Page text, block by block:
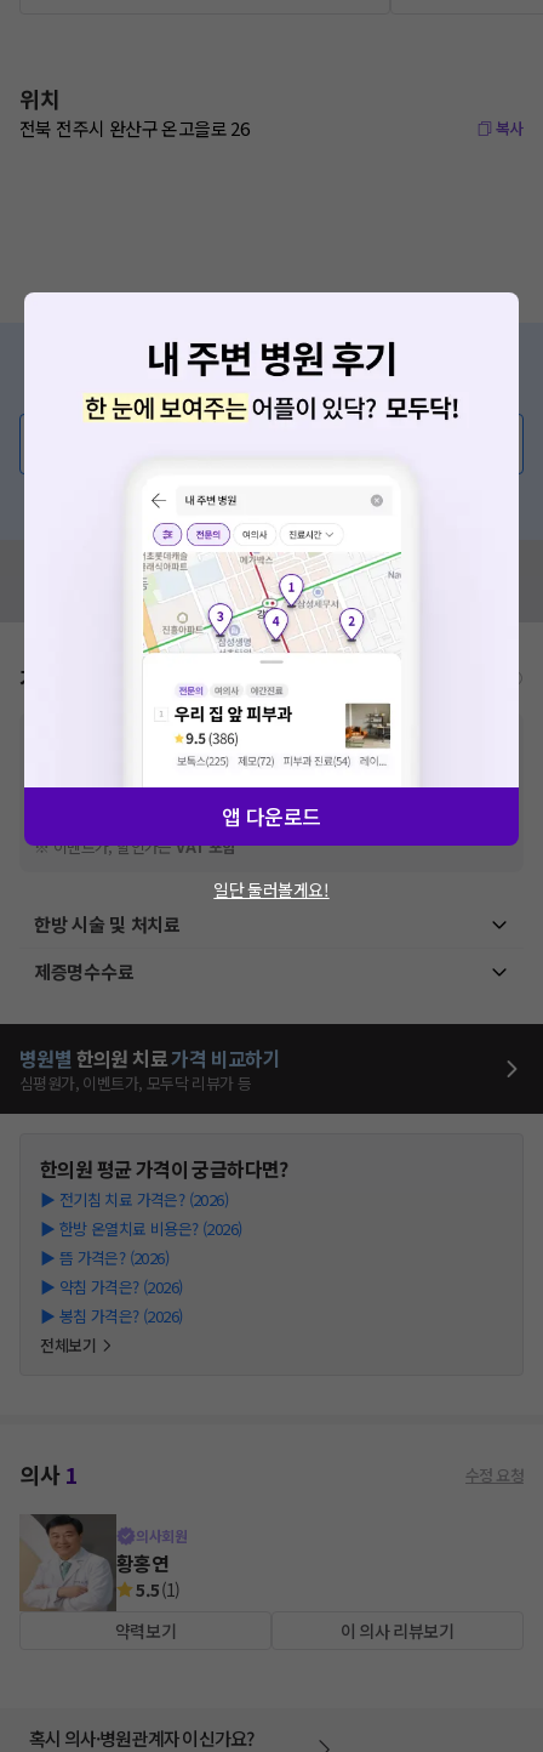
위치
전북 전주시 완산구 온고을로 26 복사
증상/치료, 궁금한 점이 있나요?
의사가 직접 답해드려요!
혹은, 의료상담 서비스에 다양한 게시글 보러가기
혹시 잘못된 병원정보가 있나요?
모두닥 팀에 알려주세요!
가격표
비급여 항목의 경우,추가비용 등으로 실제 가격과 상이할 수 있으니, 정확
한 가격은 해당 의료기관에 직접 문의해주세요.
격입니다. (진료와 연관된 복합적인 비용이 추가되어, 병원마다 금액이 다르게
산정될 수 있는 점 참고 바랍니다.)
※ 이벤트가, 할인가는VAT 포함
한방 시술 및 처치료
제증명수수료
병원별 한의원 치료가격 비교하기
심평원가, 이벤트가, 모두닥 리뷰가 등
한의원평균 가격이 궁금하다면?
▶ 전기침 치료 가격은? (2026)
▶ 한방 온열치료 비용은? (2026)
▶ 뜸 가격은? (2026)
▶ 약침 가격은? (2026)
▶ 봉침 가격은? (2026)
전체보기
의사1 수정 요청
의사회원
황홍연
5.5(1)
약력보기
이 의사 리뷰보기
혹시 의사·병원관계자 이신가요?
앱 다운로드
일단 둘러볼게요!